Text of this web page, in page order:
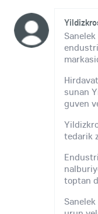
sunan
guven
tedarik
toptan